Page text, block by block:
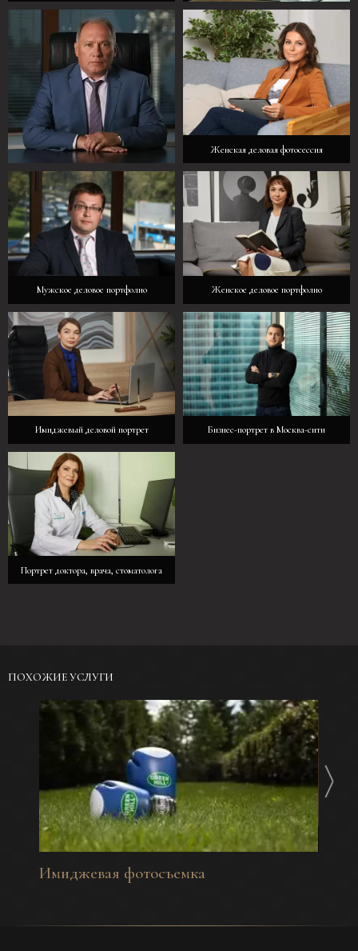
Женский бизнес-портрет
Мужская деловая фотосессия
Женская деловая фотосессия
Мужское деловое портфолио Женское деловое портфолио
Имиджевый деловой портрет Бизнес-портрет в Москва-сити
Портрет доктора, врача, стоматолога
ПОХОЖИЕ УСЛУГИ
Имиджевая фотосъемка